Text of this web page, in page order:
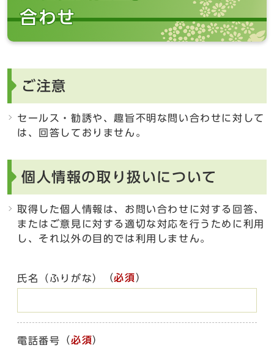
合わせ
ご注意
セールス・勧誘や、趣旨不明な問い合わせに対して
は、回答しておりません。
個人情報の取り扱いについて
取得した個人情報は、お問い合わせに対する回答、
またはご意見に対する適切な対応を行うために利用
し、それ以外の目的では利用しません。
氏名（ふりがな） （必須）
電話番号 （必須）